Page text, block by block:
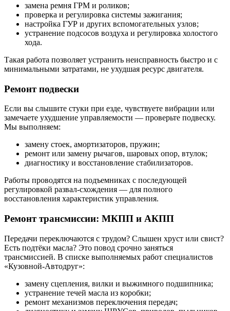
замена ремня ГРМ и роликов;
проверка и регулировка системы зажигания;
настройка ГУР и других вспомогательных узлов;
устранение подсосов воздуха и регулировка холостого
хода.
Такая работа позволяет устранить неисправность быстро и с
минимальными затратами, не ухудшая ресурс двигателя.
Ремонт подвески
Если вы слышите стуки при езде, чувствуете вибрации или
замечаете ухудшение управляемости — проверьте подвеску.
Мы выполняем:
замену стоек, амортизаторов, пружин;
ремонт или замену рычагов, шаровых опор, втулок;
диагностику и восстановление стабилизаторов.
Работы проводятся на подъемниках с последующей
регулировкой развал-схождения — для полного
восстановления характеристик управления.
Ремонт трансмиссии: МКПП и АКПП
Передачи переключаются с трудом? Слышен хруст или свист?
Есть подтёки масла? Это повод срочно заняться
трансмиссией. В списке выполняемых работ специалистов
«Кузовной-Автодруг»:
замену сцепления, вилки и выжимного подшипника;
устранение течей масла из коробки;
ремонт механизмов переключения передач;